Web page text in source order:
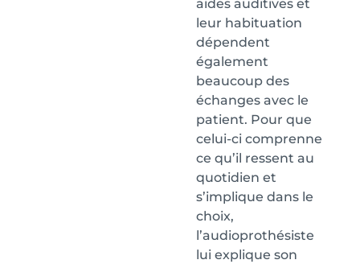
aides auditives et
leur habituation
dépendent
également
beaucoup des
échanges avec le
patient. Pour que
celui-ci comprenne
ce qu’il ressent au
quotidien et
s’implique dans le
choix,
l’audioprothésiste
lui explique son